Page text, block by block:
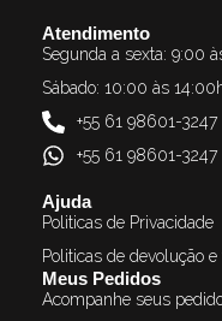
Atendimento
Segunda a sexta: 9:00
Sábado: 10:00 às
+55 61 98601-3247
+55 61 98601-3247
Ajuda
Politicas de Privacidade
Politicas de devolução e
Meus Pedidos
Acompanhe seus